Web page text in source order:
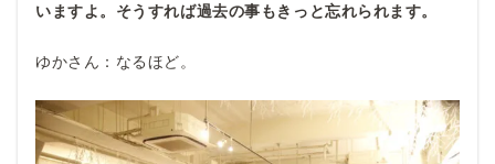
いますよ。そうすれば過去の事もきっと忘れられます。
ゆかさん：なるほど。